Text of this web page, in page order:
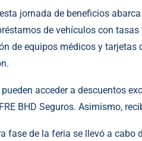
jornada de beneficios
de vehículos con
de equipos médicos y tarjetas
acceder a descuentos
BHD Seguros. Asimismo,
fase de la feria se llevó a cabo